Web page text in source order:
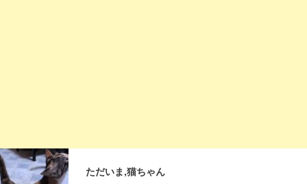
ただいま,猫ちゃん